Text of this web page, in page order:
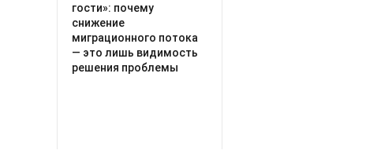
гости»: почему
снижение
миграционного потока
— это лишь видимость
решения проблемы